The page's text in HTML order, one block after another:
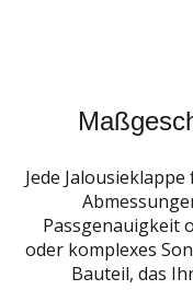
Jede
Passgenauigkeit
oder komplexes
Bauteil, das